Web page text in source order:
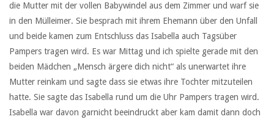
die Mutter mit der vollen Babywindel aus dem Zimmer und warf sie
in den Mülleimer. Sie besprach mit ihrem Ehemann über den Unfall
und beide kamen zum Entschluss das Isabella auch Tagsüber
Pampers tragen wird. Es war Mittag und ich spielte gerade mit den
beiden Mädchen „Mensch ärgere dich nicht“ als unerwartet ihre
Mutter reinkam und sagte dass sie etwas ihre Tochter mitzuteilen
hatte. Sie sagte das Isabella rund um die Uhr Pampers tragen wird.
Isabella war davon garnicht beeindruckt aber kam damit dann doch